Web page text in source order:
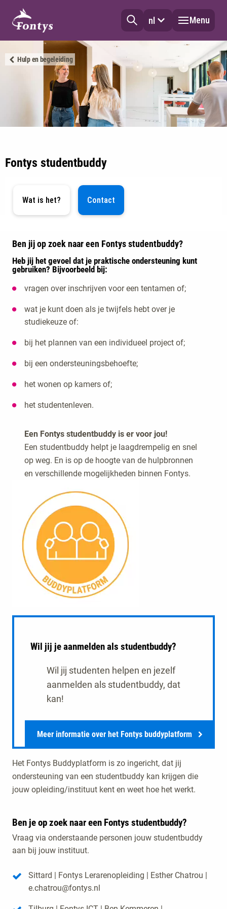
nl Menu
Hulp en begeleiding
Fontys studentbuddy
Wat is het? Contact
Ben jij op zoek naar een Fontys studentbuddy?
Heb jij het gevoel dat je praktische ondersteuning kunt
gebruiken? Bijvoorbeeld bij:
vragen over inschrijven voor een tentamen of;
wat je kunt doen als je twijfels hebt over je
studiekeuze of:
bij het plannen van een individueel project of;
bij een ondersteuningsbehoefte;
het wonen op kamers of;
het studentenleven.
Een Fontys studentbuddy is er voor jou!
Een studentbuddy helpt je laagdrempelig en snel
op weg. En is op de hoogte van de hulpbronnen
en verschillende mogelijkheden binnen Fontys.
Wil jij je aanmelden als studentbuddy?
Wil jij studenten helpen en jezelf
aanmelden als studentbuddy, dat
kan!
Meer informatie over het Fontys buddyplatform
Het Fontys Buddyplatform is zo ingericht, dat jij
ondersteuning van een studentbuddy kan krijgen die
jouw opleiding/instituut kent en weet hoe het werkt.
Ben je op zoek naar een Fontys studentbuddy?
Vraag via onderstaande personen jouw studentbuddy
aan bij jouw instituut.
Sittard | Fontys Lerarenopleiding | Esther Chatrou |
e.chatrou@fontys.nl